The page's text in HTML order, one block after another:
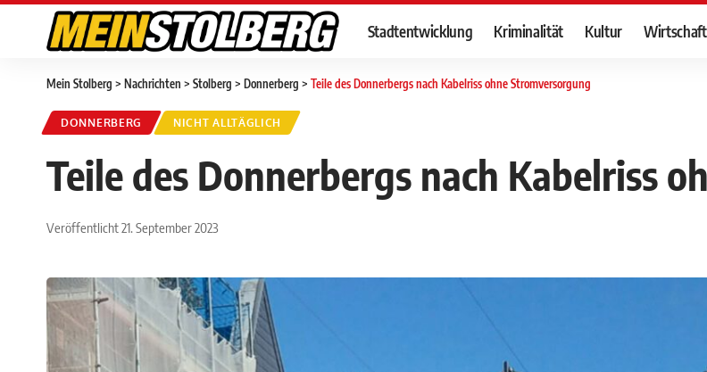
Stadtentwicklung Kriminalität Kultur Wirtschaft
Mein Stolberg > Nachrichten > Stolberg > Donnerberg > Teile des Donnerbergs nach Kabelriss ohne Stromversorgung
DONNERBERG NICHT ALLTÄGLICH
Teile des Donnerbergs nach Kabelriss
Veröffentlicht 21. September 2023